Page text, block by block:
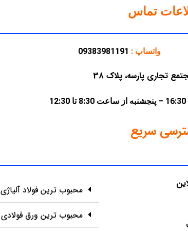
تماس
واتساپ : 09383981191
سریع
محبوب ترین فولاد آلیاژی
محبوب ترین ورق فولادی